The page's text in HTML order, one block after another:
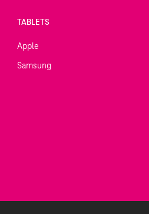
TABLETS
Apple
Samsung